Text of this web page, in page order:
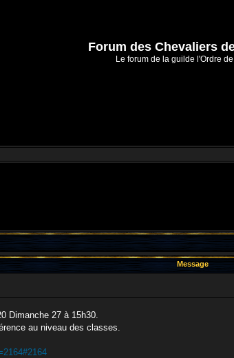
Forum des Chevaliers
Le forum de la guilde l'Ordre
Message
Dimanche 27 à 15h30.
au niveau des classes.